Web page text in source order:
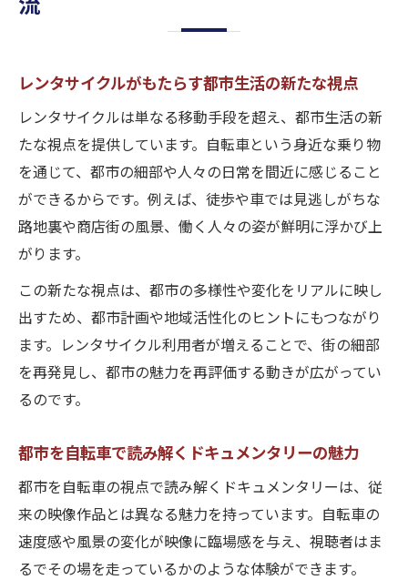
レンタサイクルがもたらす都市生活の新たな視点
レンタサイクルは単なる移動手段を超え、都市生活の新
たな視点を提供しています。自転車という身近な乗り物
を通じて、都市の細部や人々の日常を間近に感じること
ができるからです。例えば、徒歩や車では見逃しがちな
路地裏や商店街の風景、働く人々の姿が鮮明に浮かび上
がります。
この新たな視点は、都市の多様性や変化をリアルに映し
出すため、都市計画や地域活性化のヒントにもつながり
ます。レンタサイクル利用者が増えることで、街の細部
を再発見し、都市の魅力を再評価する動きが広がってい
るのです。
都市を自転車で読み解くドキュメンタリーの魅力
都市を自転車の視点で読み解くドキュメンタリーは、従
来の映像作品とは異なる魅力を持っています。自転車の
速度感や風景の変化が映像に臨場感を与え、視聴者はま
るでその場を走っているかのような体験ができます。